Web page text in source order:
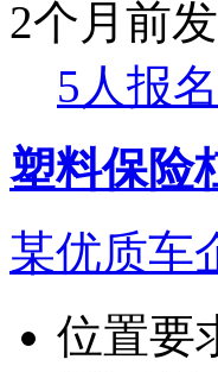
2个月前
5人报名
塑料保险
某优质车
位置要